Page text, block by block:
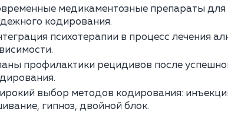
медикаментозные препараты для
кодирования.
психотерапии в процесс лечения
профилактики рецидивов после
выбор методов кодирования:
гипноз, двойной блок.